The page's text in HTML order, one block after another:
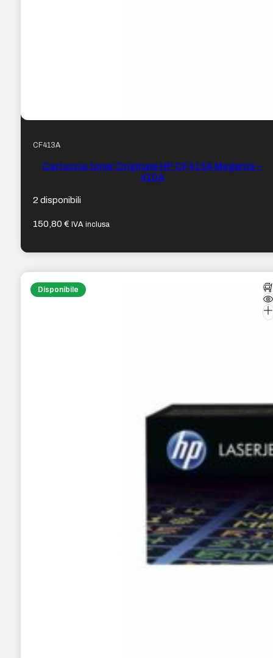
CF413A
Cartuccia toner Originale HP CF413A Magenta –
410A
2 disponibili
150,80€ IVA inclusa
Disponibile